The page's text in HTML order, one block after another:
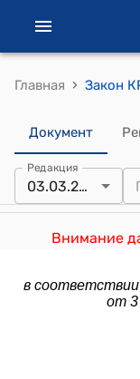
Главная ›
Документ
Редакция
03.03.2023
Внимание